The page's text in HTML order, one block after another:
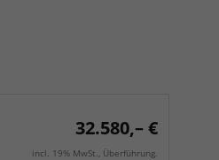
32.580,– €
incl. 19% MwSt., Überführung.